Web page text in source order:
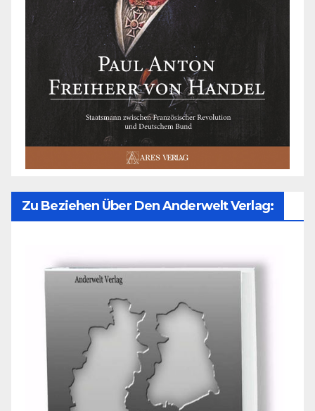
Zu Beziehen Über Den Anderwelt Verlag: